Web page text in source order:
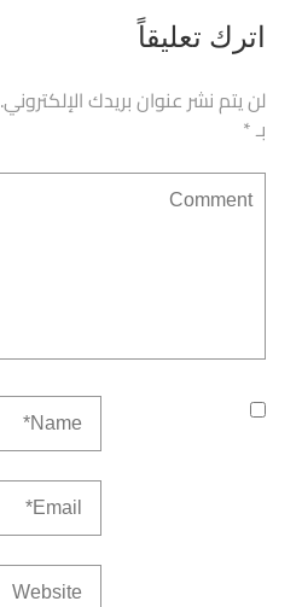
اترك تعليقاً
لن يتم نشر عنوان بريدك الإلكتروني.
بـ*